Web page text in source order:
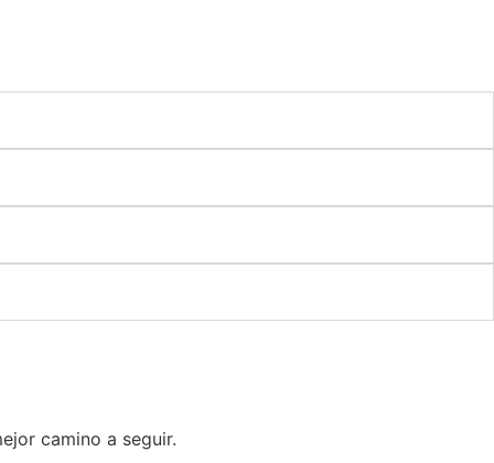
camino a seguir.